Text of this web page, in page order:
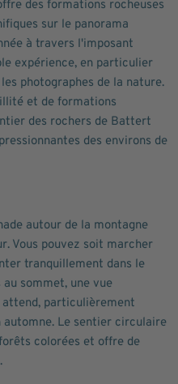
des formations rocheuses
sur le panorama
à travers l'imposant
expérience, en particulier
photographes de la nature.
et de formations
des rochers de Battert
des environs de
autour de la montagne
Vous pouvez soit marcher
tranquillement dans le
sommet, une vue
attend, particulièrement
Le sentier circulaire
colorées et offre de